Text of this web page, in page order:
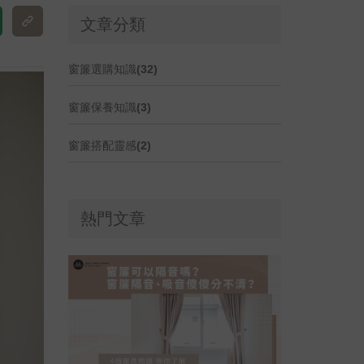
文章分類
窗簾選購知識(32)
窗簾保養知識(3)
窗簾搭配靈感(2)
熱門文章